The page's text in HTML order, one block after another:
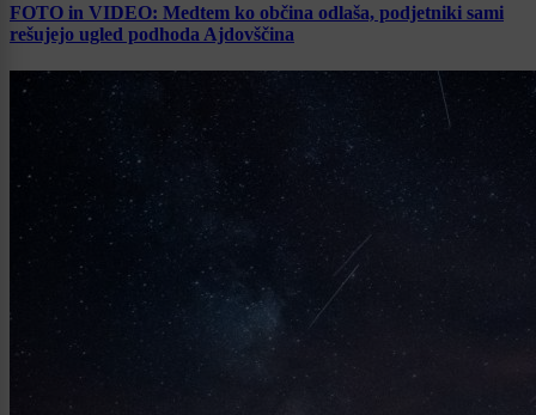
FOTO in VIDEO: Medtem ko občina odlaša, podjetniki sami
rešujejo ugled podhoda Ajdovščina